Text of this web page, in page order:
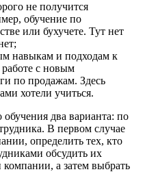
не получится
обучение по
или бухучете. Тут нет
навыкам и подходам к
с новым
по продажам. Здесь
хотели учиться.
два варианта: по
В первом случае
определить тех, кто
обсудить их
а затем выбрать